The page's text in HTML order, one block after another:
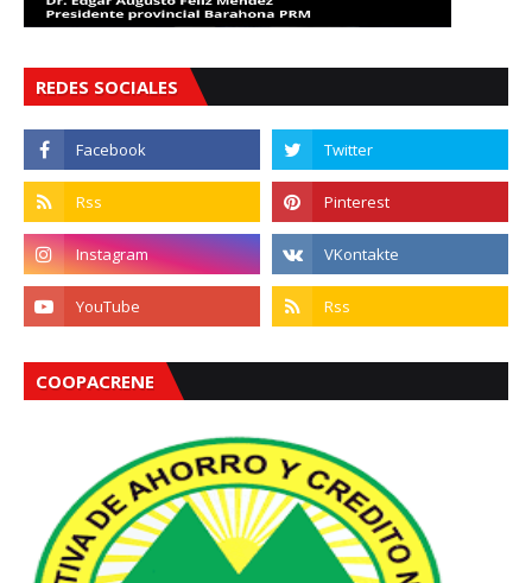
REDES SOCIALES
COOPACRENE